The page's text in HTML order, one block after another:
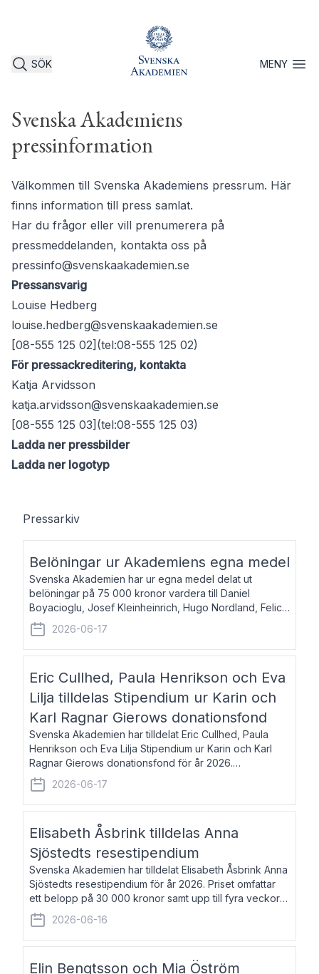
SÖK MENYÖppna
Svenska Akademiens
pressinformation
Välkommen till Svenska Akademiens pressrum. Här
finns information till press samlat.
Har du frågor eller vill prenumerera på
pressmeddelanden, kontakta oss på
pressinfo@svenskaakademien.se
Pressansvarig
Louise Hedberg
louise.hedberg@svenskaakademien.se
[08-555 125 02](tel:08-555 125 02)
För pressackreditering, kontakta
Katja Arvidsson
katja.arvidsson@svenskaakademien.se
[08-555 125 03](tel:08-555 125 03)
Ladda ner pressbilder
Ladda ner logotyp
Pressarkiv
Belöningar ur Akademiens egna medel
Svenska Akademien har ur egna medel delat ut
belöningar på 75 000 kronor vardera till Daniel
Boyacioglu, Josef Kleinheinrich, Hugo Nordland, Felicia
Stenroth och Svante Strandberg. Daniel Boyacioglu,
född 1981, är poet och scenartist. Josef
2026-06-17
Eric Cullhed, Paula Henrikson och Eva
Lilja tilldelas Stipendium ur Karin och
Karl Ragnar Gierows donationsfond
Svenska Akademien har tilldelat Eric Cullhed, Paula
Henrikson och Eva Lilja Stipendium ur Karin och Karl
Ragnar Gierows donationsfond för år 2026.
Stipendiebeloppet är på 70 000 kronor vardera. Eric
Cullhed, född 1985, är professor i grekis
2026-06-17
Elisabeth Åsbrink tilldelas Anna
Sjöstedts resestipendium
Svenska Akademien har tilldelat Elisabeth Åsbrink Anna
Sjöstedts resestipendium för år 2026. Priset omfattar
ett belopp på 30 000 kronor samt upp till fyra veckors
fri vistelse i Akademiens lägenhet i Berlin. Elisabeth
Åsbrink, född 1965 oc
2026-06-16
Elin Bengtsson och Mia Öström